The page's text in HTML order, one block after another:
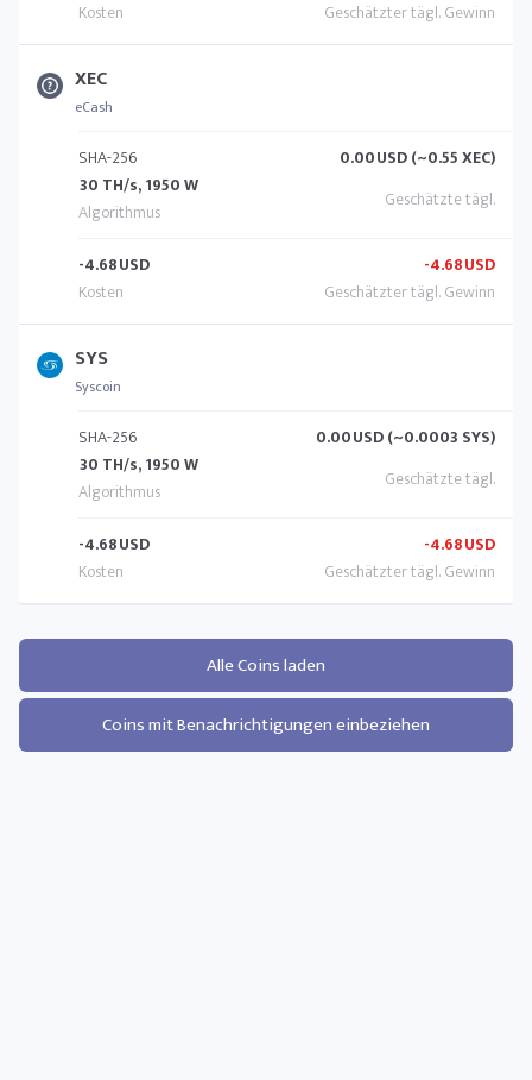
XEC
eCash
SHA-256
30 TH/s, 1950 W
0.00USD (~0.55 XEC)
-4.68USD -4.68USD
SYS
Syscoin
SHA-256
30 TH/s, 1950 W
0.00USD (~0.0003 SYS)
-4.68USD -4.68USD
Alle Coins laden
Coins mit Benachrichtigungen einbeziehen